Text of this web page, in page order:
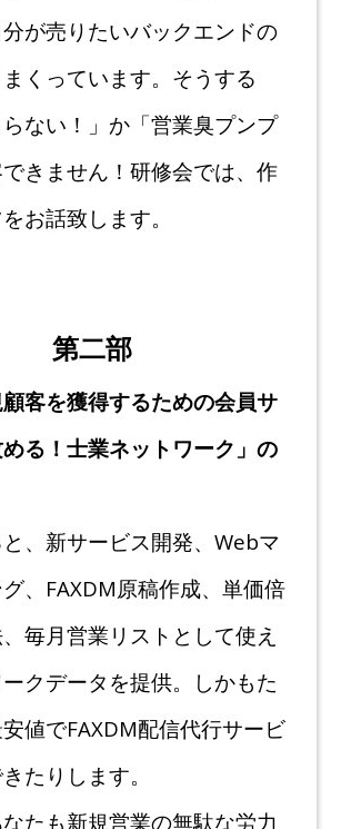
が売りたいバックエンドの
くっています。そうする
ない！」か「営業臭プンプ
きません！研修会では、作
お話致します。
第二部
客を獲得するための会員サ
る！士業ネットワーク」の
、新サービス開発、Webマ
、FAXDM原稿作成、単価倍
毎月営業リストとして使え
クデータを提供。しかもた
値でFAXDM配信代行サービ
たりします。
たも新規営業の無駄な労力